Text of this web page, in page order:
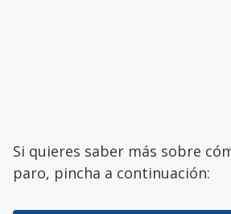
Si quieres saber más sobre
paro, pincha a continuación: